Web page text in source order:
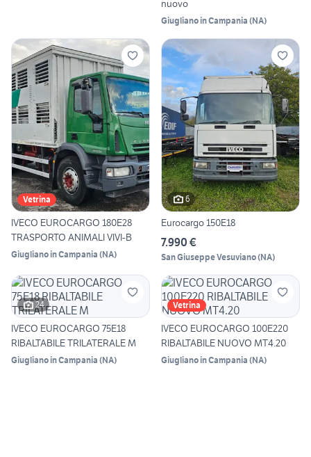
nuovo
Giugliano in Campania (NA)
Vetrina
IVECO EUROCARGO 180E28
TRASPORTO ANIMALI VIVI-B
Giugliano in Campania (NA)
6
Eurocargo 150E18
7.990 €
San Giuseppe Vesuviano(NA)
24
IVECO EUROCARGO 75E18
RIBALTABILE TRILATERALE M
Giugliano in Campania (NA)
Vetrina
IVECO EUROCARGO 100E220
RIBALTABILE NUOVO MT4.20
Giugliano in Campania (NA)